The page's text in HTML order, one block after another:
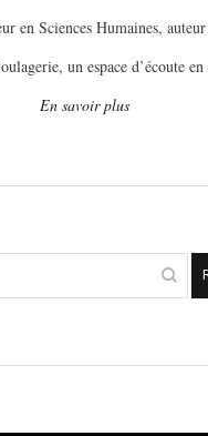
en Sciences Humaines,
un espace d’écoute
En savoir plus